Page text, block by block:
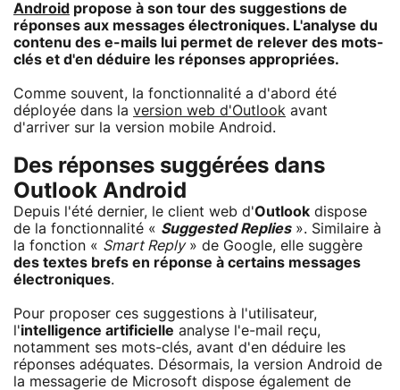
Android propose à son tour des suggestions de
réponses aux messages électroniques. L'analyse du
contenu des e-mails lui permet de relever des mots-
clés et d'en déduire les réponses appropriées.
Comme souvent, la fonctionnalité a d'abord été
déployée dans la version web d'Outlook avant
d'arriver sur la version mobile Android.
Des réponses suggérées dans
Outlook Android
Depuis l'été dernier, le client web d'Outlook dispose
de la fonctionnalité « Suggested Replies». Similaire à
la fonction « Smart Reply» de Google, elle suggère
des textes brefs en réponse à certains messages
électroniques.
Pour proposer ces suggestions à l'utilisateur,
l'intelligence artificielle analyse l'e-mail reçu,
notamment ses mots-clés, avant d'en déduire les
réponses adéquates. Désormais, la version Android de
la messagerie de Microsoft dispose également de